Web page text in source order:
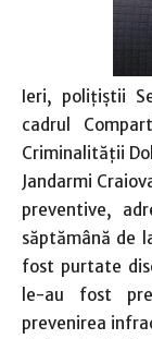
Ieri, poliţiştii
cadrul
Criminalităţii
Jandarmi
preventive,
săptămână de
fost purtate
le-au fost
prevenirea